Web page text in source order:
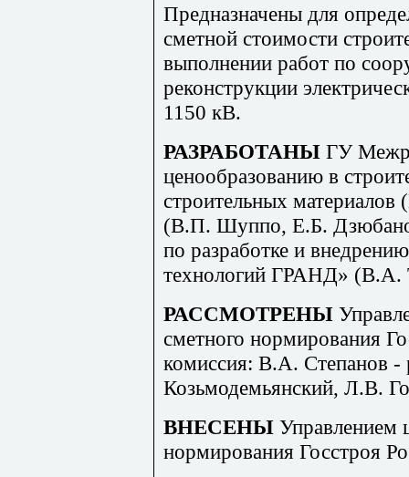
Предназначены для
сметной стоимости
выполнении работ по
реконструкции
1150 кВ.
РАЗРАБОТАНЫ ГУ
ценообразованию в
строительных
(В.П. Шуппо, Е.Б.
по разработке и
технологий ГРАНД» (В.А.
РАССМОТРЕНЫ
сметного нормирования
комиссия: В.А. Степанов -
Козьмодемьянский, Л.В.
ВНЕСЕНЫ Управлением
нормирования Госстроя